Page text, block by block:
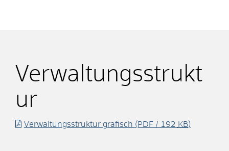
Verwaltungsstrukt
ur
Verwaltungsstruktur grafisch (PDF / 192 KB)